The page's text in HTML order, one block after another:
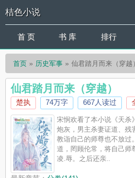
桔色小说
首 页 书 库 排行
首页 历史军事 仙君踏月而来（穿越
仙君踏月而来（穿越）
楚执 74万字 667人读过
宋悯欢看了本小说《天杀
炮灰，男主杀妻证道、残
教诣自己的师尊也不放过
道，罔顾伦常，将自己师
凌.辱。之后还亲..